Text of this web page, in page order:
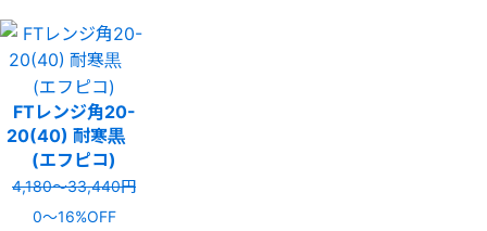
FTレンジ角20-
20(40) 耐寒黒
(エフピコ)
4,180〜33,440円
0〜16%OFF